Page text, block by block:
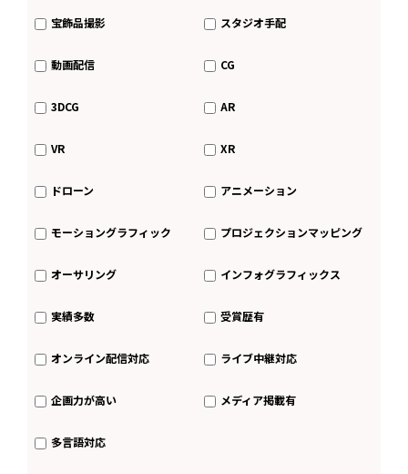
宝飾品撮影 スタジオ手配
動画配信 CG
3DCG AR
VR XR
ドローン アニメーション
モーショングラフィック プロジェクションマッピング
オーサリング インフォグラフィックス
実績多数 受賞歴有
オンライン配信対応 ライブ中継対応
企画力が高い メディア掲載有
多言語対応